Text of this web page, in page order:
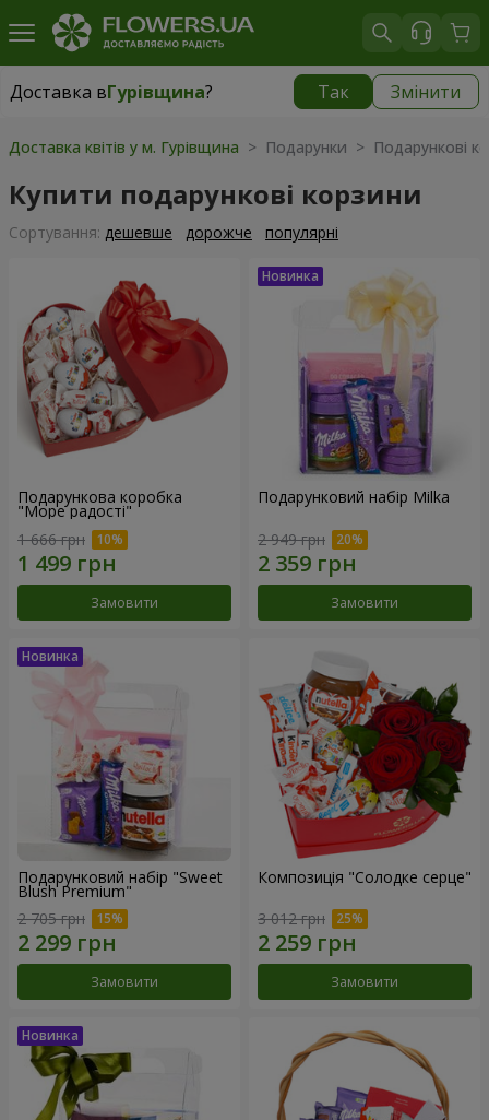
Доставка вГурівщина? Так Змінити
Доставка вГурівщина|
Доставка квітів у м. Гурівщина > Подарунки > Подарункові
Купити подарункові корзини
Сортування: дешевше дорожче популярні
Подарункова коробка
"Море радості"
1 666 грн
Замовити
Подарунковий набір Milka
2 949 грн
Замовити
Подарунковий набір "Sweet
Blush Premium"
2 705 грн
Замовити
Композиція "Солодке серце"
3 012 грн
Замовити